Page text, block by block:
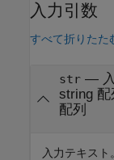
入力引数
すべて折りたた
str—
string 配
配列
入力テキス